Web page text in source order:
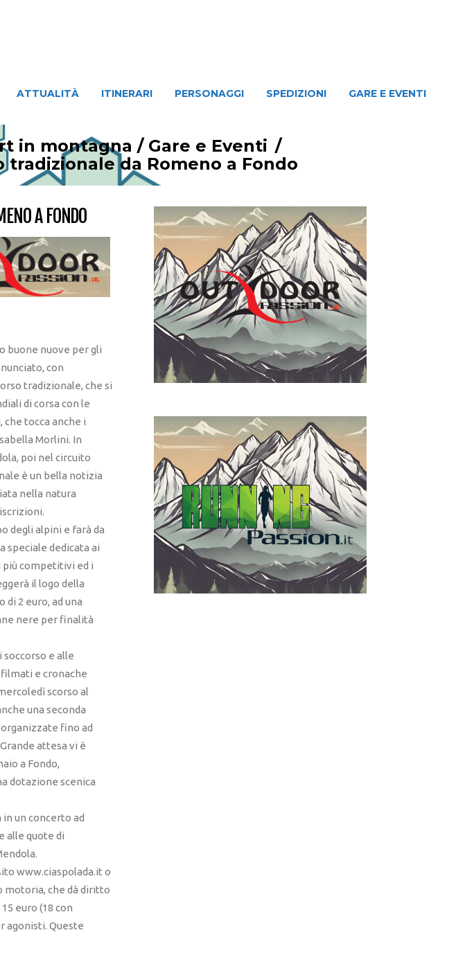
ATTUALITÀ ITINERARI PERSONAGGI SPEDIZIONI GARE E EVENTI
in montagna / Gare e Eventi /
da Romeno a Fondo
A FONDO
buone nuove per gli
con
tradizionale, che si
di corsa con le
tocca anche i
Morlini. In
poi nel circuito
è un bella notizia
nella natura
degli alpini e farà da
speciale dedicata ai
competitivi ed i
il logo della
di 2 euro, ad una
nere per finalità
e alle
e cronache
scorso al
una seconda
fino ad
attesa vi è
a Fondo,
dotazione scenica
in un concerto ad
alle quote di
www.ciaspolada.it o
motoria, che dà diritto
euro (18 con
agonisti. Queste